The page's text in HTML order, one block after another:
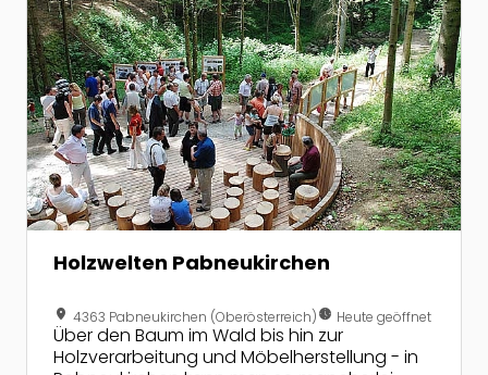
Holzwelten Pabneukirchen
location_on 4363 Pabneukirchen (Oberösterreich)nest_clock_farsight_analog Heute geöffnet
Über den Baum im Wald bis hin zur
Holzverarbeitung und Möbelherstellung - in